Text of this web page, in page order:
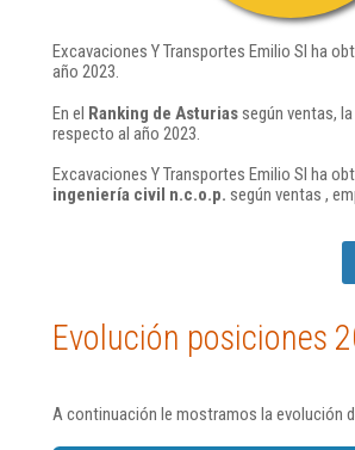
Excavaciones Y Transportes Emilio Sl ha
año 2023.
En el Ranking de Asturiassegún ventas,
respecto al año 2023.
Excavaciones Y Transportes Emilio Sl ha
ingeniería civil n.c.o.p. según ventas ,
Evolución posiciones
A continuación le mostramos la evolución